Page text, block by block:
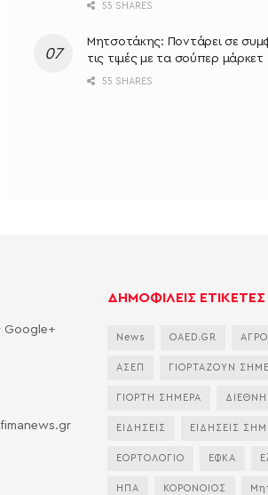
55 SHARES
Μητσοτάκης: Ποντάρει σε
τις τιμές με τα σούπερ μάρκετ
55 SHARES
Google+
ΔΗΜΟΦΙΛΕΙΣ ΕΤΙΚΕΤΕΣ
News OAED.GR
ΑΣΕΠ ΓΙΟΡΤΑΖΟΥΝ
ΓΙΟΡΤΗ ΣΗΜΕΡΑ ΔΙΕΘΝΗ
ΕΙΔΗΣΕΙΣ ΕΙΔΗΣΕΙΣ
ΕΟΡΤΟΛΟΓΙΟ ΕΦΚΑ
ΗΠΑ ΚΟΡΟΝΟΙΟΣ